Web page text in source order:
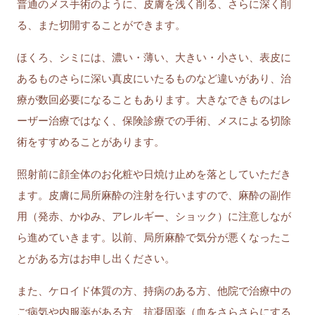
普通のメス手術のように、皮膚を浅く削る、さらに深く削
る、また切開することができます。
ほくろ、シミには、濃い・薄い、大きい・小さい、表皮に
あるものさらに深い真皮にいたるものなど違いがあり、治
療が数回必要になることもあります。大きなできものはレ
ーザー治療ではなく、保険診療での手術、メスによる切除
術をすすめることがあります。
照射前に顔全体のお化粧や日焼け止めを落としていただき
ます。皮膚に局所麻酔の注射を行いますので、麻酔の副作
用（発赤、かゆみ、アレルギー、ショック）に注意しなが
ら進めていきます。以前、局所麻酔で気分が悪くなったこ
とがある方はお申し出ください。
また、ケロイド体質の方、持病のある方、他院で治療中の
ご病気や内服薬がある方、抗凝固薬（血をさらさらにする